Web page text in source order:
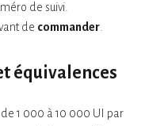
de suivi.
de commander
équivalences
de 1 000 à 10 000 UI par